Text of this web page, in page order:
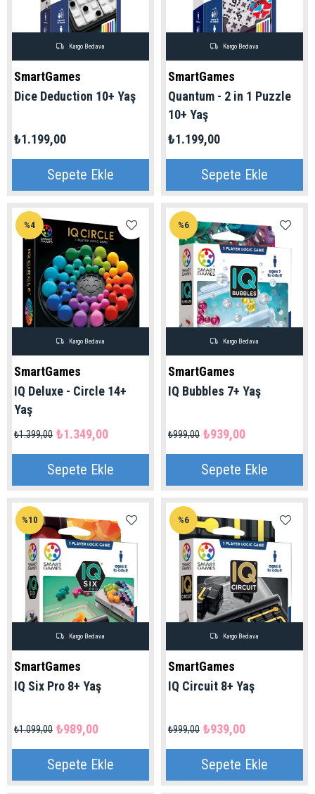
SmartGames
Dice Deduction 10+ Yaş
₺1.199,00
Sepete Ekle
Kargo Bedava
SmartGames
Quantum - 2 in 1 Puzzle
10+ Yaş
₺1.199,00
Sepete Ekle
Kargo Bedava
SmartGames
IQ Deluxe - Circle 14+
Yaş
₺1.349,00
₺1.399,00
Sepete Ekle
%4
Kargo Bedava
SmartGames
IQ Bubbles 7+ Yaş
₺939,00
₺999,00
Sepete Ekle
%6
Kargo Bedava
SmartGames
IQ Six Pro 8+ Yaş
₺989,00
₺1.099,00
Sepete Ekle
%10
Kargo Bedava
SmartGames
IQ Circuit 8+ Yaş
₺939,00
₺999,00
Sepete Ekle
%6
Kargo Bedava